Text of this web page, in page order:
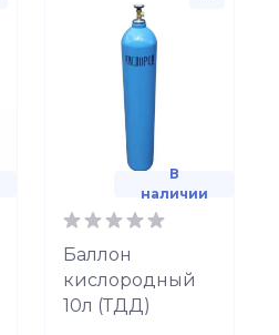
В
наличии
Баллон
кислородный
10л (ТДД)